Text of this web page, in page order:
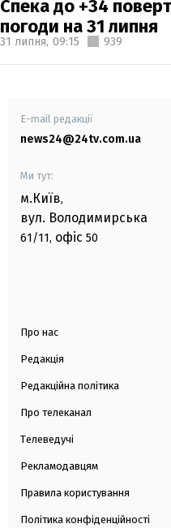
Спека до +34
погоди на 31 липня
31 липня, 09:15 939
E-mail редакції
news24@24tv.com.ua
Ми тут:
м.Київ,
вул. Володимирська
61/11, офіс 50
Про нас
Редакція
Редакційна політика
Про телеканал
Телеведучі
Рекламодавцям
Правила користування
Політика конфіденційності